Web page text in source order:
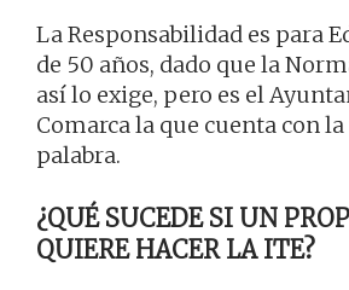
La Responsabilidad es para
de 50 años, dado que la
así lo exige, pero es el
Comarca la que cuenta con
palabra.
¿QUÉ SUCEDE SI UN
QUIERE HACER LA ITE?